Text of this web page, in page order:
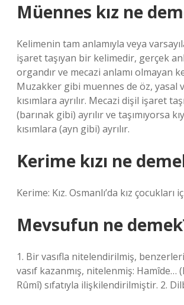
Müennes kız ne
Kelimenin tam anlamıyla veya
işaret taşıyan bir kelimedir, gerçek
organdır ve mecazi anlamı olmayan
Muzakker gibi muennes de öz, yasal
kısımlara ayrılır. Mecazi dişil işaret
(barınak gibi) ayrılır ve taşımıyorsa
kısımlara (ayn gibi) ayrılır.
Kerime kızı ne
Kerime: Kız. Osmanlı’da kız çocukları
Mevsufun ne
1. Bir vasıfla nitelendirilmiş,
vasıf kazanmış, nitelenmiş: Hamîde…
Rûmî) sıfatıyla ilişkilendirilmiştir. 2.